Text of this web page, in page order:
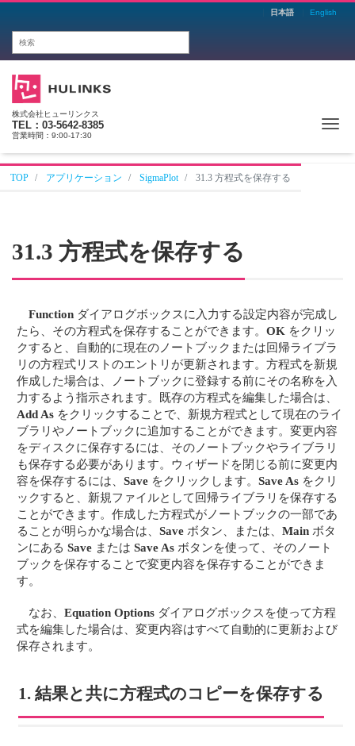
日本語 English
株式会社ヒューリンクス
TEL：03-5642-8385
営業時間：9:00-17:30
TOP アプリケーション SigmaPlot 31.3 方程式を保存する
31.3 方程式を保存する
Function ダイアログボックスに入力する設定内容が完成し
たら、その方程式を保存することができます。OK をクリッ
クすると、自動的に現在のノートブックまたは回帰ライブラ
リの方程式リストのエントリが更新されます。方程式を新規
作成した場合は、ノートブックに登録する前にその名称を入
力するよう指示されます。既存の方程式を編集した場合は、
Add As をクリックすることで、新規方程式として現在のライ
ブラリやノートブックに追加することができます。変更内容
をディスクに保存するには、そのノートブックやライブラリ
も保存する必要があります。ウィザードを閉じる前に変更内
容を保存するには、Save をクリックします。Save As をクリ
ックすると、新規ファイルとして回帰ライブラリを保存する
ことができます。作成した方程式がノートブックの一部であ
ることが明らかな場合は、Save ボタン、または、Main ボタ
ンにあるSave またはSave As ボタンを使って、そのノート
ブックを保存することで変更内容を保存することができま
す。
なお、Equation Options ダイアログボックスを使って方程
式を編集した場合は、変更内容はすべて自動的に更新および
保存されます。
1. 結果と共に方程式のコピーを保存する